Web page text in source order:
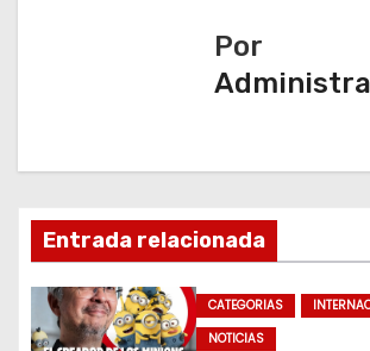
i
ó
n
d
Por
Entrada relacionada
CATEGORIAS
NOTICIAS